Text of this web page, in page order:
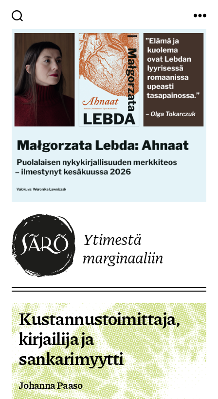
Ytimestä
marginaaliin
Kustannustoimittaja,
kirjailija ja
sankarimyytti
Johanna Paaso